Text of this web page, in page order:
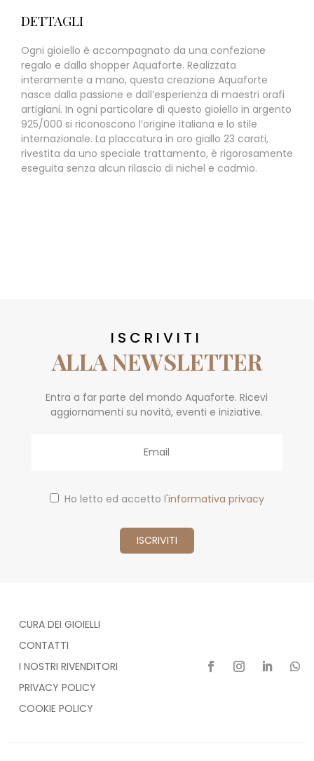
DETTAGLI
Ogni gioiello è accompagnato da una confezione
regalo e dalla shopper Aquaforte. Realizzata
interamente a mano, questa creazione Aquaforte
nasce dalla passione e dall’esperienza di maestri orafi
artigiani. In ogni particolare di questo gioiello in argento
925/000 si riconoscono l’origine italiana e lo stile
internazionale. La placcatura in oro giallo 23 carati,
rivestita da uno speciale trattamento, è rigorosamente
eseguita senza alcun rilascio di nichel e cadmio.
ISCRIVITI
ALLA NEWSLETTER
Entra a far parte del mondo Aquaforte. Ricevi
aggiornamenti su novità, eventi e iniziative.
Ho letto ed accetto l'informativa privacy
CURA DEI GIOIELLI
CONTATTI
I NOSTRI RIVENDITORI
PRIVACY POLICY
COOKIE POLICY